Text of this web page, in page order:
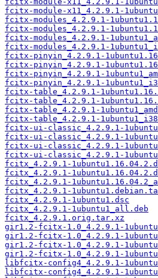
fcitx-module-x11_4.2.9.1-
fcitx-modules_4.2.9.1-
fcitx-modules_4.2.9.1-
fcitx-modules_4.2.9.1-
fcitx-modules_4.2.9.1-
fcitx-pinyin_4.2.9.1-
fcitx-pinyin_4.2.9.1-
fcitx-pinyin_4.2.9.1-
fcitx-pinyin_4.2.9.1-
fcitx-table_4.2.9.1-
fcitx-table_4.2.9.1-
fcitx-table_4.2.9.1-
fcitx-table_4.2.9.1-
fcitx-ui-classic_4.2.9.1-
fcitx-ui-classic_4.2.9.1-
fcitx-ui-classic_4.2.9.1-
fcitx-ui-classic_4.2.9.1-
fcitx_4.2.9.1-
fcitx_4.2.9.1-
fcitx_4.2.9.1-
fcitx_4.2.9.1-
fcitx_4.2.9.1-1ubuntu1.dsc
fcitx_4.2.9.1-1ubuntu1_all.deb
fcitx_4.2.9.1.orig.tar.xz
gir1.2-fcitx-1.0_4.2.9.1-
gir1.2-fcitx-1.0_4.2.9.1-
gir1.2-fcitx-1.0_4.2.9.1-
gir1.2-fcitx-1.0_4.2.9.1-
libfcitx-config4_4.2.9.1-
libfcitx-config4_4.2.9.1-